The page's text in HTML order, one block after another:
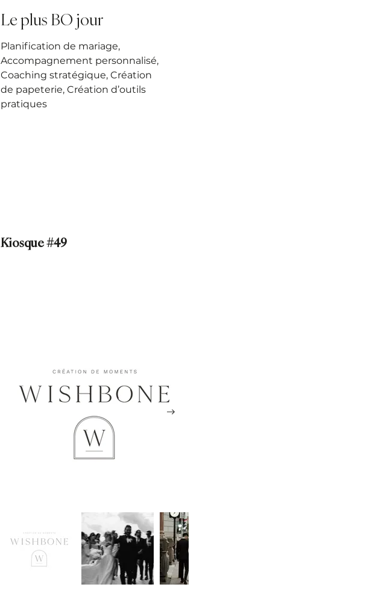
Le plus BO jour
Planification de mariage,
Accompagnement personnalisé,
Coaching stratégique, Création
de papeterie, Création d’outils
pratiques
Kiosque #49